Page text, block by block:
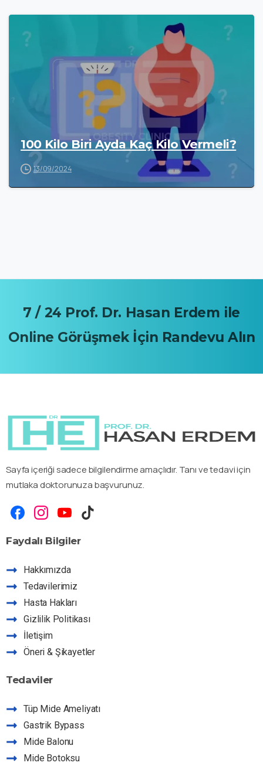
100 Kilo Biri Ayda Kaç Kilo Vermeli?
13/09/2024
7 / 24 Prof. Dr. Hasan Erdem ile
Online Görüşmek İçin Randevu Alın
Sayfa içeriği sadece bilgilendirme amaçlıdır. Tanı ve tedavi için
mutlaka doktorunuza başvurunuz.
Faydalı Bilgiler
Hakkımızda
Tedavilerimiz
Hasta Hakları
Gizlilik Politikası
İletişim
Öneri & Şikayetler
Tedaviler
Tüp Mide Ameliyatı
Gastrik Bypass
Mide Balonu
Mide Botoksu
Dr HE Asistan
Hizmetlerimiz hakkında sorabilirsiniz